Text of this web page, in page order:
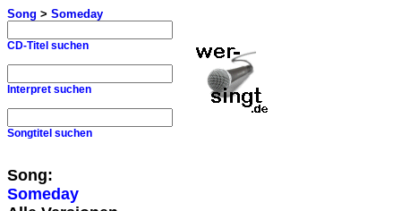
Song > Someday
CD-Titel suchen
Interpret suchen
Songtitel suchen
Song:
Someday